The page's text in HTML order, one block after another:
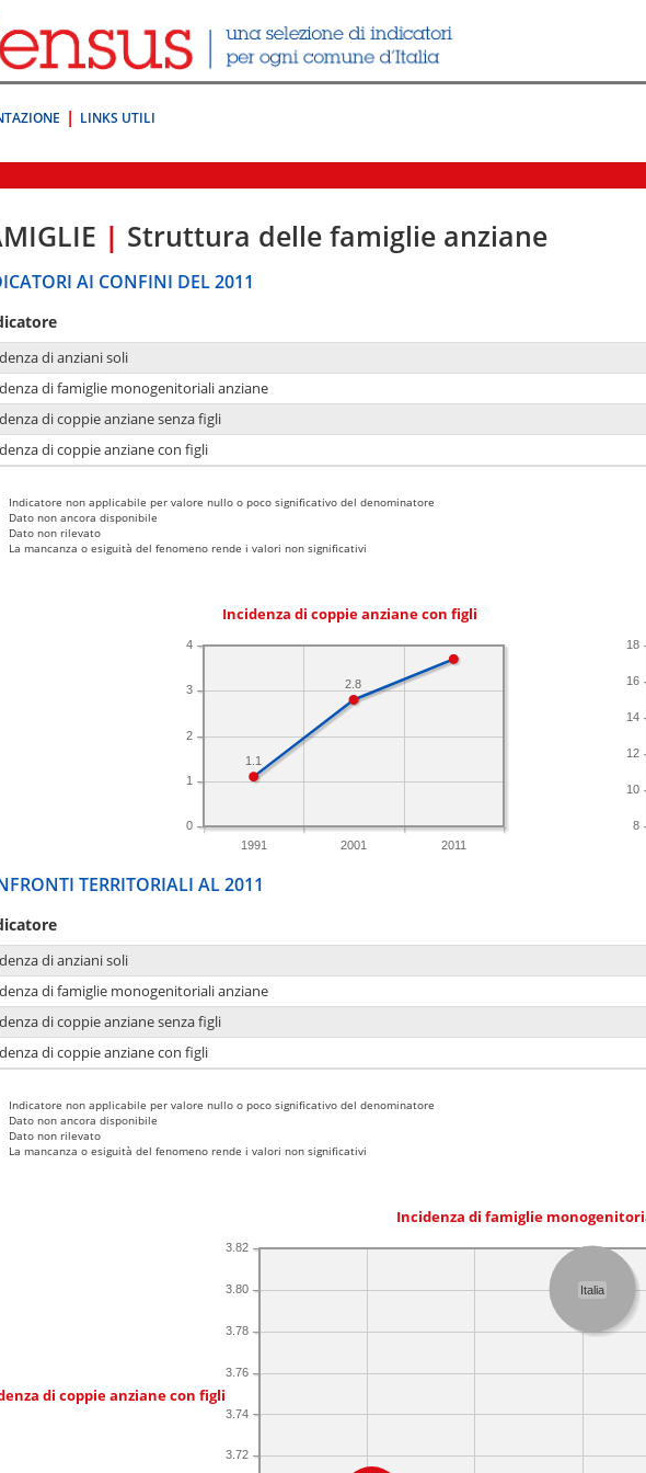
LINKS UTILI
| Struttura delle famiglie anziane
AI CONFINI DEL 2011
di anziani soli
di famiglie monogenitoriali anziane
di coppie anziane senza figli
di coppie anziane con figli
Indicatore non applicabile per valore nullo o poco significativo del denominatore
Dato non ancora disponibile
Dato non rilevato
La mancanza o esiguità del fenomeno rende i valori non significativi
Incidenza di coppie anziane con figli
1991 2001 2011
0
1
2
3
4
2.8
1.1
8
10
12
14
16
18
TERRITORIALI AL 2011
di anziani soli
di famiglie monogenitoriali anziane
di coppie anziane senza figli
di coppie anziane con figli
Indicatore non applicabile per valore nullo o poco significativo del denominatore
Dato non ancora disponibile
Dato non rilevato
La mancanza o esiguità del fenomeno rende i valori non significativi
Incidenza di famiglie
di coppie anziane con figli
3.72
3.74
3.76
3.78
3.80
3.82
Italia